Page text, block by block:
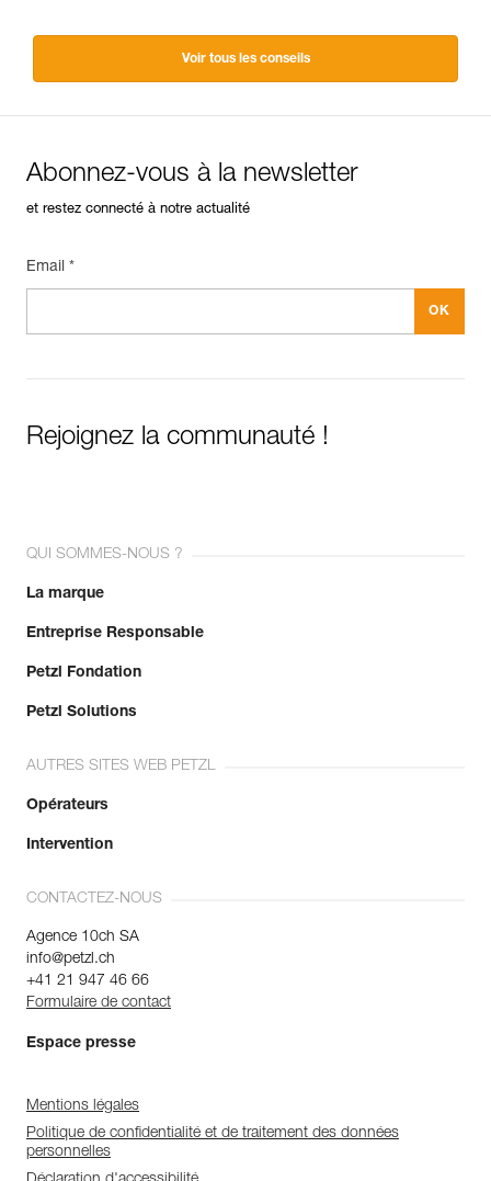
Voir tous les conseils
Abonnez-vous à la newsletter
et restez connecté à notre actualité
Email *
Rejoignez la communauté !
QUI SOMMES-NOUS ?
La marque
Entreprise Responsable
Petzl Fondation
Petzl Solutions
AUTRES SITES WEB PETZL
Opérateurs
Intervention
CONTACTEZ-NOUS
Agence 10ch SA
info@petzl.ch
+41 21 947 46 66
Formulaire de contact
Espace presse
Mentions légales
Politique de confidentialité et de traitement des données
personnelles